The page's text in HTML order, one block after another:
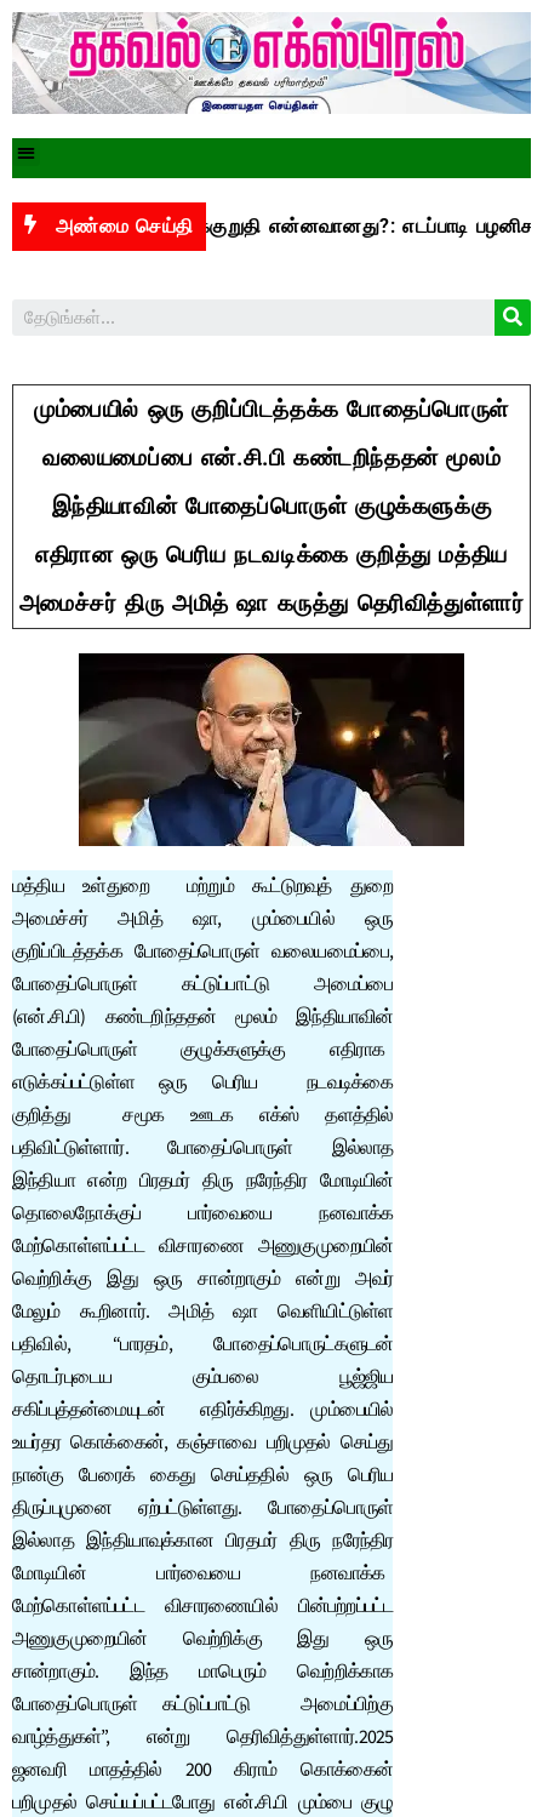
அண்மை செய்தி
என்ற வாக்குறுதி என்னவானது?: எடப்பாடி பழனிசாமி கேள்வி
மும்பையில் ஒரு குறிப்பிடத்தக்க போதைப்பொருள்
வலையமைப்பை என்.சி.பி கண்டறிந்ததன் மூலம்
இந்தியாவின் போதைப்பொருள் குழுக்களுக்கு
எதிரான ஒரு பெரிய நடவடிக்கை குறித்து மத்திய
அமைச்சர் திரு அமித் ஷா கருத்து தெரிவித்துள்ளார்
மத்திய உள்துறை மற்றும் கூட்டுறவுத் துறை
அமைச்சர் அமித் ஷா, மும்பையில் ஒரு
குறிப்பிடத்தக்க போதைப்பொருள் வலையமைப்பை,
போதைப்பொருள் கட்டுப்பாட்டு அமைப்பை
(என்.சி.பி) கண்டறிந்ததன் மூலம் இந்தியாவின்
போதைப்பொருள் குழுக்களுக்கு எதிராக
எடுக்கப்பட்டுள்ள ஒரு பெரிய நடவடிக்கை
குறித்து சமூக ஊடக எக்ஸ் தளத்தில்
பதிவிட்டுள்ளார். போதைப்பொருள் இல்லாத
இந்தியா என்ற பிரதமர் திரு நரேந்திர மோடியின்
தொலைநோக்குப் பார்வையை நனவாக்க
மேற்கொள்ளப்பட்ட விசாரணை அணுகுமுறையின்
வெற்றிக்கு இது ஒரு சான்றாகும் என்று அவர்
மேலும் கூறினார். அமித் ஷா வெளியிட்டுள்ள
பதிவில், “பாரதம், போதைப்பொருட்களுடன்
தொடர்புடைய கும்பலை பூஜ்ஜிய
சகிப்புத்தன்மையுடன் எதிர்க்கிறது. மும்பையில்
உயர்தர கொக்கைன், கஞ்சாவை பறிமுதல் செய்து
நான்கு பேரைக் கைது செய்ததில் ஒரு பெரிய
திருப்புமுனை ஏற்பட்டுள்ளது. போதைப்பொருள்
இல்லாத இந்தியாவுக்கான பிரதமர் திரு நரேந்திர
மோடியின் பார்வையை நனவாக்க
மேற்கொள்ளப்பட்ட விசாரணையில் பின்பற்றப்பட்ட
அணுகுமுறையின் வெற்றிக்கு இது ஒரு
சான்றாகும். இந்த மாபெரும் வெற்றிக்காக
போதைப்பொருள் கட்டுப்பாட்டு அமைப்பிற்கு
வாழ்த்துகள்”, என்று தெரிவித்துள்ளார்.2025
ஜனவரி மாதத்தில் 200 கிராம் கொக்கைன்
பறிமுதல் செய்யப்பட்டபோது என்.சி.பி மும்பை குழு